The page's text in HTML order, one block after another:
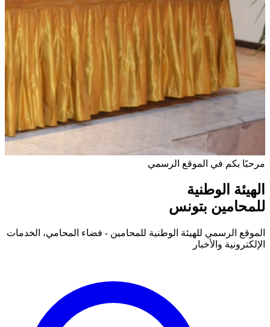
مرحبًا بكم في الموقع الرسمي
الهيئة الوطنية
للمحامين بتونس
الموقع الرسمي للهيئة الوطنية للمحامين - فضاء المحامي، الخدمات
الإلكترونية والأخبار